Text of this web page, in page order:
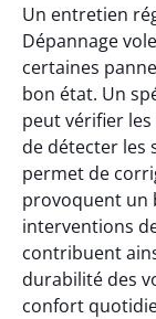
Un entretien
Dépannage
certaines
bon état. Un
peut vérifier
de détecter les
permet de
provoquent un
interventions
contribuent
durabilité des
confort